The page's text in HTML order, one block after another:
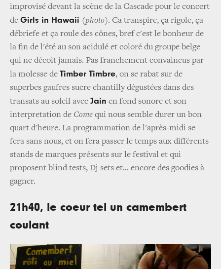
improvisé devant la scène de la Cascade pour le concert
de Girls in Hawaii (photo). Ca transpire, ça rigole, ça
débriefe et ça roule des cônes, bref c'est le bonheur de
la fin de l'été au son acidulé et coloré du groupe belge
qui ne décoit jamais. Pas franchement convaincus par
la molesse de Timber Timbre, on se rabat sur de
superbes gaufres sucre chantilly dégustées dans des
transats au soleil avec Jain en fond sonore et son
interpretation de Come qui nous semble durer un bon
quart d'heure. La programmation de l'après-midi se
fera sans nous, et on fera passer le temps aux différents
stands de marques présents sur le festival et qui
proposent blind tests, Dj sets et... encore des goodies à
gagner.
21h40, le coeur tel un camembert
coulant